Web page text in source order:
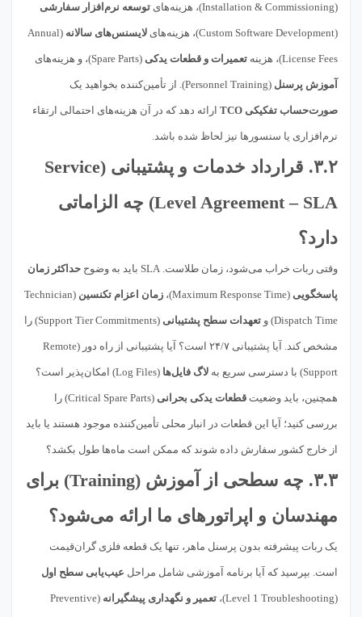
(Installation & Commissioning)، هزینه‌های توسعه نرم‌افزار سفارشی
(Custom Software Development)، هزینه‌های لایسنس‌های سالانه (Annual
License Fees)، هزینه تعمیرات و قطعات یدکی (Spare Parts)، و هزینه‌های
آموزش پرسنل (Personnel Training). از تأمین‌کننده بخواهید یک
صورت‌حساب تفکیکی TCO ارائه دهد که در آن هزینه‌های احتمالی ارتقاء
نرم‌افزاری یا سنسورها نیز لحاظ شده باشد.
۳.۲. قرارداد خدمات و پشتیبانی (Service
Level Agreement – SLA) چه الزاماتی
دارد؟
وقتی ربات خراب می‌شود، زمان طلاست. SLA باید به وضوح حداکثر زمان
پاسخگویی (Maximum Response Time)، زمان اعزام تکنسین (Technician
Dispatch Time) و تعهدات سطح پشتیبانی (Support Tier Commitments) را
مشخص کند. آیا پشتیبانی ۲۴/۷ است؟ آیا پشتیبانی از راه دور (Remote
Support) با دسترسی سریع به لاگ فایل‌ها (Log Files) امکان‌پذیر است؟
همچنین، باید وضعیت قطعات یدکی بحرانی (Critical Spare Parts) را
بررسی کنید؛ آیا این قطعات در انبار محلی تأمین‌کننده موجود هستند یا باید
از خارج کشور سفارش داده شوند که ممکن است ماه‌ها طول بکشد؟
۳.۳. چه سطحی از آموزش
(Training) برای
مهندسان و اپراتورهای ما ارائه می‌شود؟
یک ربات پیشرفته بدون پرسنل ماهر، تنها یک قطعه فلزی گران‌قیمت
است. بپرسید که آیا برنامه آموزشی شامل مراحل عیب‌یابی سطح اول
(Level 1 Troubleshooting)، تعمیر و نگهداری پیشگیرانه (Preventive